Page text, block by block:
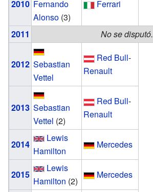
2010 Fernando
Alonso (3)
Ferrari
2011 No se disputó.
2012 Sebastian
Vettel
Red Bull-
Renault
2013 Sebastian
Vettel (2)
Red Bull-
Renault
2014
Lewis
Hamilton
Mercedes
2015
Lewis
Hamilton (2)
Mercedes